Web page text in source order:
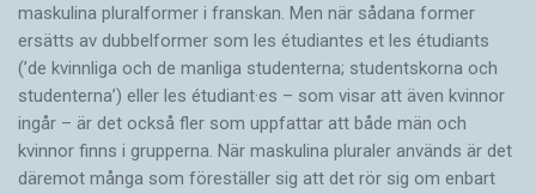
maskulina pluralformer i franskan. Men när sådana ­former
ersätts av dubbel­former som les étudiantes et les étudiants
(’de kvinnliga och de manliga studenterna; studentskorna och
studenterna’) eller les étudiant·es – som visar att även kvinnor
ingår – är det också fler som uppfattar att både män och
kvinnor finns i grupperna. När maskulina pluraler används är det
där­emot många som föreställer sig att det rör sig om enbart